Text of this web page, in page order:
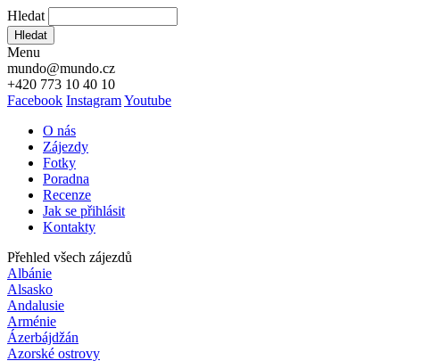
Hledat
Hledat
Menu
mundo@mundo.cz
+420 773 10 40 10
Facebook InstagramYoutube
O nás
Zájezdy
Fotky
Poradna
Recenze
Jak se přihlásit
Kontakty
Přehled všech zájezdů
Albánie
Alsasko
Andalusie
Arménie
Ázerbájdžán
Azorské ostrovy